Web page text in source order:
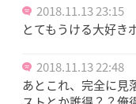
2018.11.13 23:15
とてもうける大好き
2018.11.13 22:48
あとこれ、完全に